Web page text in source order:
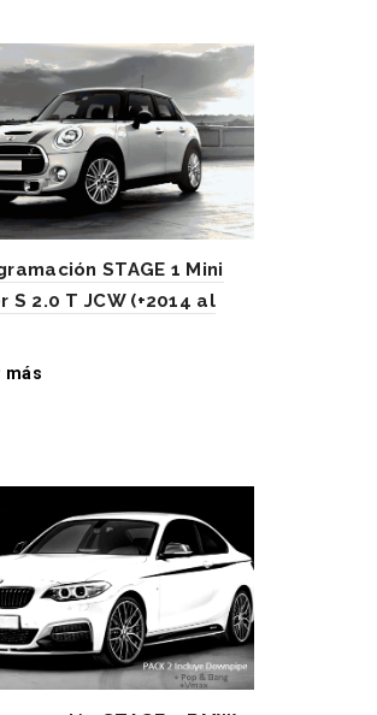
STAGE 1 Mini
S 2.0 T JCW (+2014 al
más